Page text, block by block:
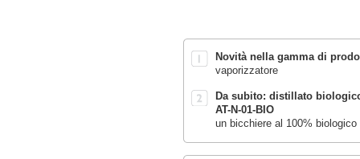
Novità nella gamma di
vaporizzatore
Da subito: distillato
AT-N-01-BIO
un bicchiere al 100% biologico